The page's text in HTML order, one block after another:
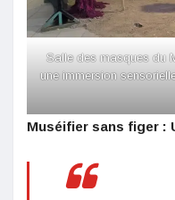
Salle des masques du
une immersion
Muséifier sans figer :